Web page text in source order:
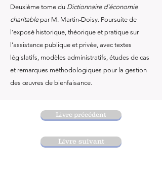
Deuxième tome du Dictionnaire d'économie
charitablepar M. Martin-Doisy. Poursuite de
l'exposé historique, théorique et pratique sur
l'assistance publique et privée, avec textes
législatifs, modèles administratifs, études de cas
et remarques méthodologiques pour la gestion
des œuvres de bienfaisance.
Livre précédent
Livre suivant